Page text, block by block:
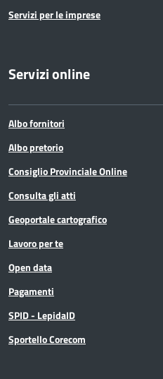
Servizi per le imprese
Servizi online
Albo fornitori
Albo pretorio
Consiglio Provinciale Online
Consulta gli atti
Geoportale cartografico
Lavoro per te
Open data
Pagamenti
SPID - LepidaID
Sportello Corecom